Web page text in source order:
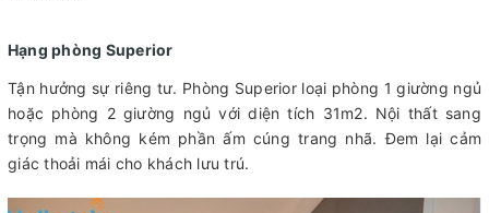
Hạng phòng Superior
Tận hưởng sự riêng tư. Phòng Superior loại phòng 1 giường ngủ
hoặc phòng 2 giường ngủ với diện tích 31m2. Nội thất sang
trọng mà không kém phần ấm cúng trang nhã. Đem lại cảm
giác thoải mái cho khách lưu trú.